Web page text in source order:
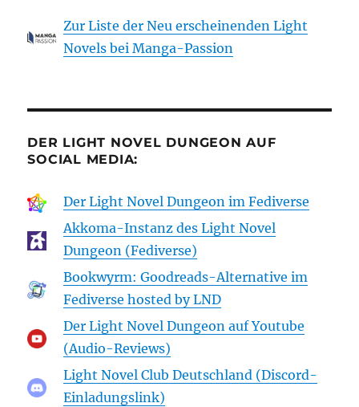
Zur Liste der Neu erscheinenden Light
Novels bei Manga-Passion
DER LIGHT NOVEL DUNGEON AUF
SOCIAL MEDIA:
Der Light Novel Dungeon im Fediverse
Akkoma-Instanz des Light Novel
Dungeon (Fediverse)
Bookwyrm: Goodreads-Alternative im
Fediverse hosted by LND
Der Light Novel Dungeon auf Youtube
(Audio-Reviews)
Light Novel Club Deutschland (Discord-
Einladungslink)